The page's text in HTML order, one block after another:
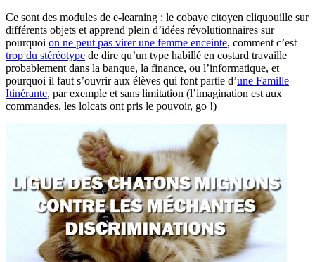
Ce sont des modules de e-learning : le cobaye citoyen cliquouille sur
différents objets et apprend plein d’idées révolutionnaires sur
pourquoi on ne peut pas virer une femme enceinte, comment c’est
trop du stéréotype de dire qu’un type habillé en costard travaille
probablement dans la banque, la finance, ou l’informatique, et
pourquoi il faut s’ouvrir aux élèves qui font partie d’une Famille
Itinérante, par exemple et sans limitation (l’imagination est aux
commandes, les lolcats ont pris le pouvoir, go !)